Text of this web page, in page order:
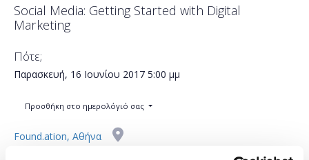
Social Media: Getting Started with Digital
Marketing
Πότε;
Παρασκευή, 16 Ιουνίου 2017 5:00 μμ
Προσθήκη στο ημερολόγιό σας
Found.ation, Αθήνα